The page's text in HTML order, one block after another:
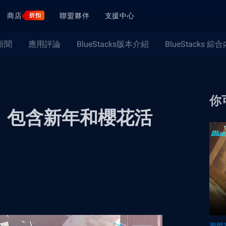
商店 折扣 聯盟夥伴 支援中心
聞 應用評論 BlueStacks版本介紹 BlueStacks 綜合
含新年和櫻花活
你